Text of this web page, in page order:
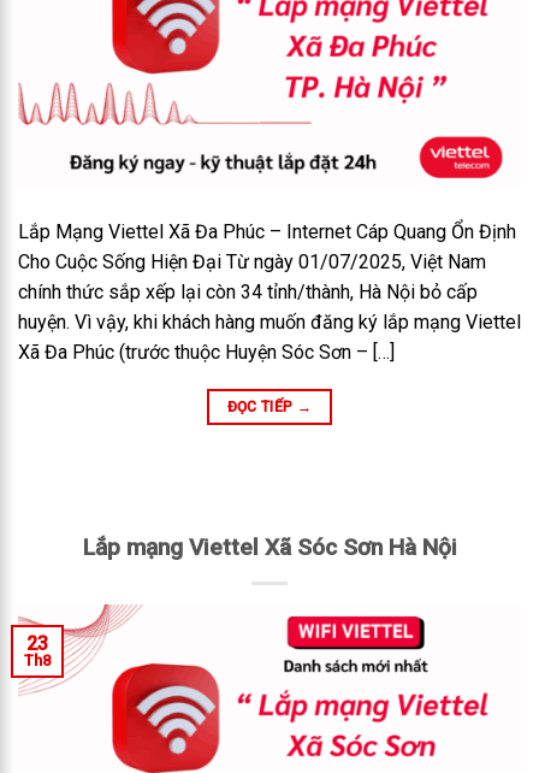
Lắp Mạng Viettel Xã Đa Phúc – Internet Cáp Quang Ổn Định
Cho Cuộc Sống Hiện Đại Từ ngày 01/07/2025, Việt Nam
chính thức sắp xếp lại còn 34 tỉnh/thành, Hà Nội bỏ cấp
huyện. Vì vậy, khi khách hàng muốn đăng ký lắp mạng Viettel
Xã Đa Phúc (trước thuộc Huyện Sóc Sơn – […]
ĐỌC TIẾP →
Lắp mạng Viettel Xã Sóc Sơn Hà Nội
23
Th8